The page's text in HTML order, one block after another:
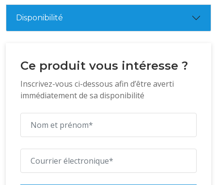
Disponibilité
Ce produit vous intéresse ?
Inscrivez-vous ci-dessous afin d’être averti
immédiatement de sa disponibilité